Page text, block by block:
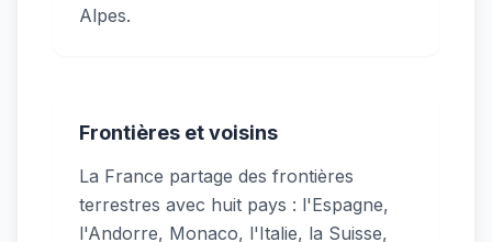
Alpes.
Frontières et voisins
La France partage des frontières
terrestres avec huit pays : l'Espagne,
l'Andorre, Monaco, l'Italie, la Suisse,